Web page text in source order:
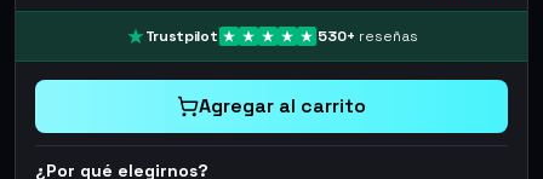
Trustpilot 530+ reseñas
Agregar al carrito
¿Por qué elegirnos?